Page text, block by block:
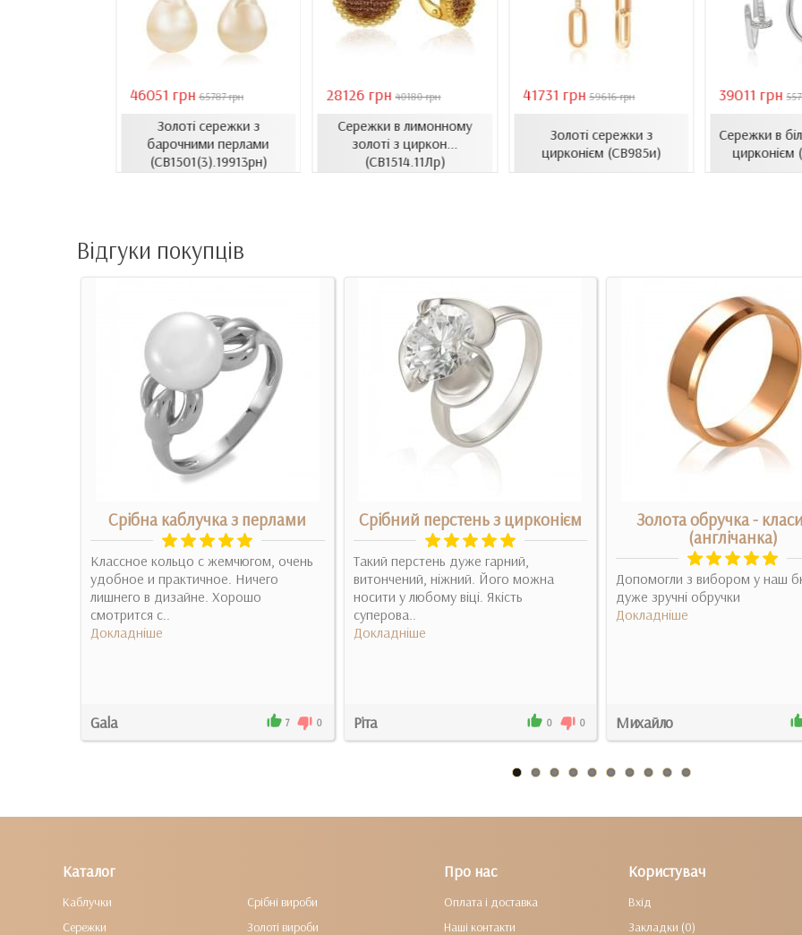
46051 грн 65787 грн
Золоті сережки з
барочними перлами
(СВ1501(3).19913рн)
28126 грн 40180 грн
Сережки в лимонному
золоті з циркон...
(СВ1514.11Лр)
41731 грн 59616 грн
Золоті сережки з
цирконієм (СВ985и)
39011 грн
Сережки в
цирконієм
Відгуки покупців
Срібна каблучка з перлами
Классное кольцо с жемчюгом, очень
удобное и практичное. Ничего
лишнего в дизайне. Хорошо
смотрится с..
Докладніше
Gala 7 0
Срібний перстень з цирконієм
Такий перстень дуже гарний,
витончений, ніжний. Його можна
носити у любому віці. Якість
суперова..
Докладніше
Ріта 0 0
Золота обручка -
(англічанка)
Допомогли з вибором у наш
дуже зручні обручки
Докладніше
Михайло
Каталог
Каблучки
Сережки
Срібні вироби
Золоті вироби
Про нас
Оплата і доставка
Наші контакти
Користувач
Вхід
Закладки (0)